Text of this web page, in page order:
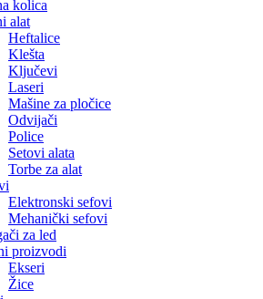
kolica
alat
Heftalice
Klešta
Ključevi
Laseri
Mašine za pločice
Odvijači
Police
Setovi alata
Torbe za alat
Elektronski sefovi
Mehanički sefovi
za led
proizvodi
Ekseri
Žice